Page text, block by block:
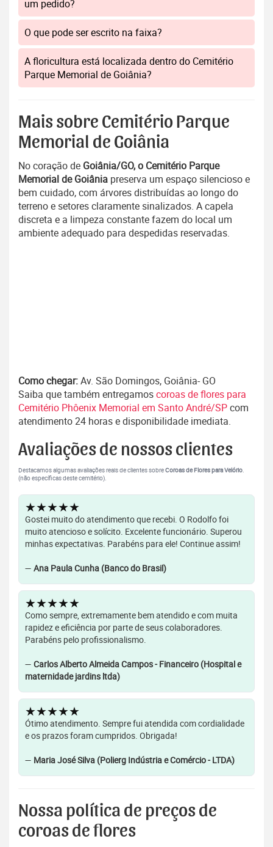
um pedido?
O que pode ser escrito na faixa?
A floricultura está localizada dentro do Cemitério
Parque Memorial de Goiânia?
Mais sobre Cemitério Parque
Memorial de Goiânia
No coração de Goiânia/GO, o Cemitério Parque
Memorial de Goiânia preserva um espaço silencioso e
bem cuidado, com árvores distribuídas ao longo do
terreno e setores claramente sinalizados. A capela
discreta e a limpeza constante fazem do local um
ambiente adequado para despedidas reservadas.
Como chegar:Av. São Domingos, Goiânia- GO
Saiba que também entregamoscoroas de flores para
Cemitério Phôenix Memorial em Santo André/SPcom
atendimento 24 horas e disponibilidade imediata.
Avaliações de nossos clientes
Destacamos algumas avaliações reais de clientes sobreCoroas de Flores para Velório.
(não específicas deste cemitério).
★★★★★
Gostei muito do atendimento que recebi. O Rodolfo foi
muito atencioso e solícito. Excelente funcionário. Superou
minhas expectativas. Parabéns para ele! Continue assim!
— Ana Paula Cunha (Banco do Brasil)
★★★★★
Como sempre, extremamente bem atendido e com muita
rapidez e eficiência por parte de seus colaboradores.
Parabéns pelo profissionalismo.
— Carlos Alberto Almeida Campos - Financeiro (Hospital e
maternidade jardins ltda)
★★★★★
Ótimo atendimento. Sempre fui atendida com cordialidade
e os prazos foram cumpridos. Obrigada!
— Maria José Silva (Polierg Indústria e Comércio - LTDA)
Nossa política de preços de
coroas de flores